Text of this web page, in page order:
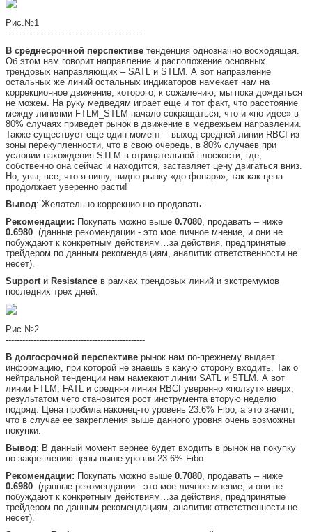
Рис.№1
--------------------------------------------------
В среднесрочной перспективе тенденция однозначно восходящая.
Об этом нам говорит направление и расположение основных
трендовых направляющих – SATL и STLM. А вот направление
остальных же линий остальных индикаторов намекает нам на
коррекционное движение, которого, к сожалению, мы пока дождаться
не можем. На руку медведям играет еще и тот факт, что расстояние
между линиями FTLM_STLM начало сокращаться, что и «по идее» в
80% случаях приведет рынок в движение в медвежьем направлении.
Также существует еще один момент – выход средней линии RBCI из
зоны перекупленности, что в свою очередь, в 80% случаев при
условии нахождения STLM в отрицательной плоскости, где,
собственно она сейчас и находится, заставляет цену двигаться вниз.
Но, увы, все, что я пишу, видно рынку «до фонаря», так как цена
продолжает уверенно расти!
Вывод: Желательно коррекционно продавать.
Рекомендации: Покупать можно выше 0.7080, продавать – ниже
0.6980. (данные рекомендации - это мое личное мнение, и они не
побуждают к конкретным действиям…за действия, предпринятые
трейдером по данным рекомендациям, аналитик ответственности не
несет).
Supportи Resistance в рамках трендовых линий и экстремумов
последних трех дней.
Рис.№2
--------------------------------------------------
В долгосрочной перспективе рынок нам по-прежнему выдает
информацию, при которой не знаешь в какую сторону входить. Так о
нейтральной тенденции нам намекают линии SATL и STLM. А вот
линии FTLM, FATL и средняя линия RBCI уверенно «ползут» вверх,
результатом чего становится рост инструмента вторую неделю
подряд. Цена пробила наконец-то уровень 23.6% Fibo, а это значит,
что в случае ее закрепления выше данного уровня очень возможны
покупки.
Вывод: В данный момент вернее будет входить в рынок на покупку
по закреплению цены выше уровня 23.6% Fibo.
Рекомендации: Покупать можно выше 0.7080, продавать – ниже
0.6980. (данные рекомендации - это мое личное мнение, и они не
побуждают к конкретным действиям…за действия, предпринятые
трейдером по данным рекомендациям, аналитик ответственности не
несет).